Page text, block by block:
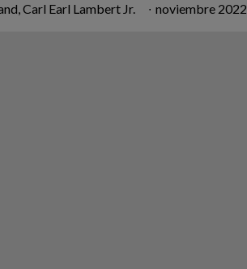
Carl Earl Lambert Jr. ∙ noviembre 2022